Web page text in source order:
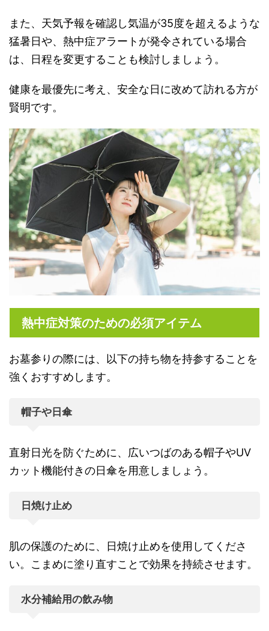
また、天気予報を確認し気温が35度を超えるような
猛暑日や、熱中症アラートが発令されている場合
は、日程を変更することも検討しましょう。
健康を最優先に考え、安全な日に改めて訪れる方が
賢明です。
熱中症対策のための必須アイテム
お墓参りの際には、以下の持ち物を持参することを
強くおすすめします。
帽子や日傘
直射日光を防ぐために、広いつばのある帽子やUV
カット機能付きの日傘を用意しましょう。
日焼け止め
肌の保護のために、日焼け止めを使用してくださ
い。こまめに塗り直すことで効果を持続させます。
水分補給用の飲み物